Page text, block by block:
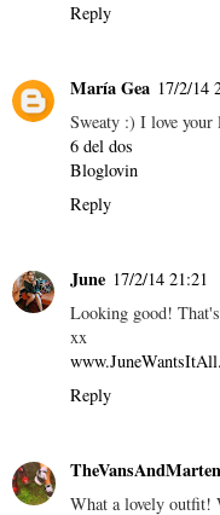
Reply
María Gea 17/2/14
Sweaty :) I love your
6 del dos
Bloglovin
Reply
June 17/2/14 21:21
Looking good!
xx
Reply
What a lovely outfit!